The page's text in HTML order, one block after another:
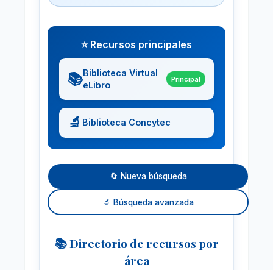
⭐ Recursos principales
📚Biblioteca Virtual
eLibro
Principal
🔬 Biblioteca Concytec
🔄 Nueva búsqueda
🔬 Búsqueda avanzada
📚 Directorio de recursos por
área